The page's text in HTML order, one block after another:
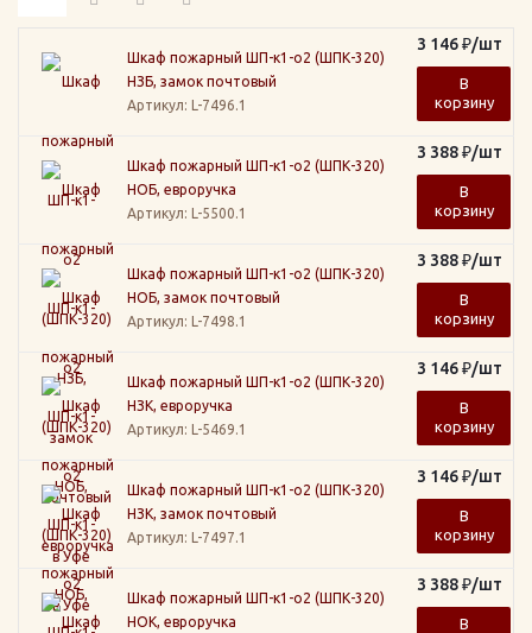
Шкаф пожарный ШП-к1-о2 (ШПК-320)
НЗБ, замок почтовый
Артикул: L-7496.1
3 146₽/шт
В
корзину
Шкаф пожарный ШП-к1-о2 (ШПК-320)
НОБ, евроручка
Артикул: L-5500.1
3 388₽/шт
В
корзину
Шкаф пожарный ШП-к1-о2 (ШПК-320)
НОБ, замок почтовый
Артикул: L-7498.1
3 388₽/шт
В
корзину
Шкаф пожарный ШП-к1-о2 (ШПК-320)
НЗК, евроручка
Артикул: L-5469.1
3 146₽/шт
В
корзину
Шкаф пожарный ШП-к1-о2 (ШПК-320)
НЗК, замок почтовый
Артикул: L-7497.1
3 146₽/шт
В
корзину
Шкаф пожарный ШП-к1-о2 (ШПК-320)
НОК, евроручка
3 388₽/шт
В